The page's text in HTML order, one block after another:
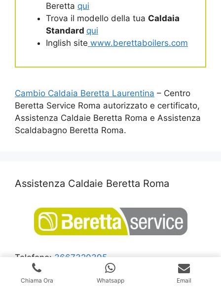
Beretta qui
Trova il modello della tua Caldaia
Standard qui
Inglish site www.berettaboilers.com
Cambio Caldaia Beretta Laurentina – Centro
Beretta Service Roma autorizzato e certificato,
Assistenza Caldaie Beretta Roma e Assistenza
Scaldabagno Beretta Roma.
Assistenza Caldaie Beretta Roma
Telefono: 3667320395
Whatsapp:
3667320395
Richiedi Maggiori informazioni
Chiama Ora Whatsapp Email